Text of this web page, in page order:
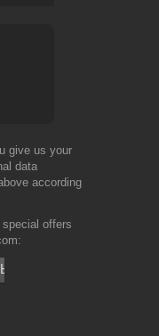
give us your
data
according
special offers